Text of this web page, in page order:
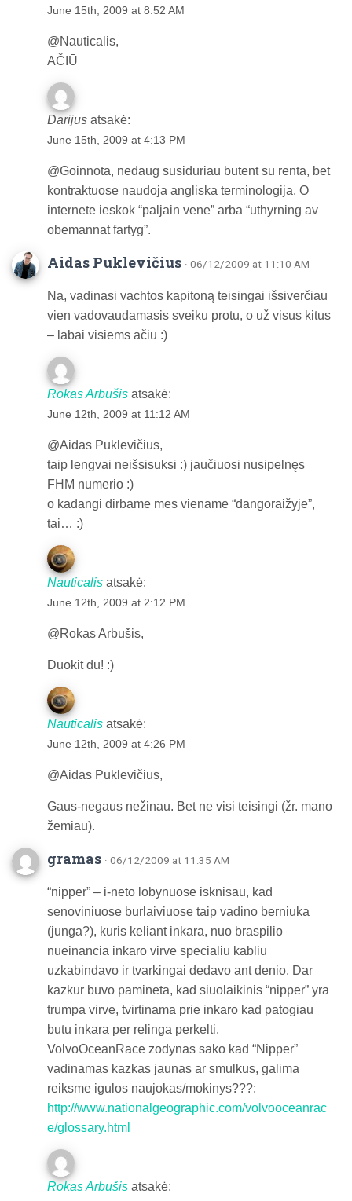
June 15th, 2009 at 8:52 AM
@Nauticalis,
AČIŪ
Darijus atsakė:
June 15th, 2009 at 4:13 PM
@Goinnota, nedaug susiduriau butent su renta, bet
kontraktuose naudoja angliska terminologija. O
internete ieskok “paljain vene” arba “uthyrning av
obemannat fartyg”.
Aidas Puklevičius · 06/12/2009 at 11:10 AM
Na, vadinasi vachtos kapitoną teisingai išsiverčiau
vien vadovaudamasis sveiku protu, o už visus kitus
– labai visiems ačiū :)
Rokas Arbušis atsakė:
June 12th, 2009 at 11:12 AM
@Aidas Puklevičius,
taip lengvai neišsisuksi :) jaučiuosi nusipelnęs
FHM numerio :)
o kadangi dirbame mes viename “dangoraižyje”,
tai… :)
Nauticalis atsakė:
June 12th, 2009 at 2:12 PM
@Rokas Arbušis,
Duokit du! :)
Nauticalis atsakė:
June 12th, 2009 at 4:26 PM
@Aidas Puklevičius,
Gaus-negaus nežinau. Bet ne visi teisingi (žr. mano
žemiau).
gramas · 06/12/2009 at 11:35 AM
“nipper” – i-neto lobynuose isknisau, kad
senoviniuose burlaiviuose taip vadino berniuka
(junga?), kuris keliant inkara, nuo braspilio
nueinancia inkaro virve specialiu kabliu
uzkabindavo ir tvarkingai dedavo ant denio. Dar
kazkur buvo pamineta, kad siuolaikinis “nipper” yra
trumpa virve, tvirtinama prie inkaro kad patogiau
butu inkara per relinga perkelti.
VolvoOceanRace zodynas sako kad “Nipper”
vadinamas kazkas jaunas ar smulkus, galima
reiksme igulos naujokas/mokinys???:
http://www.nationalgeographic.com/volvooceanrac
e/glossary.html
Rokas Arbušis atsakė: